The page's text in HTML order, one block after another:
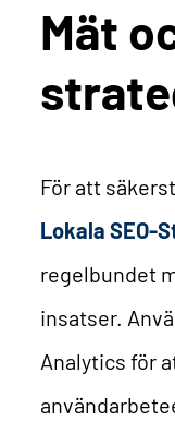
Mät
För att
Lokala SEO-
regelbundet
insatser.
Analytics för